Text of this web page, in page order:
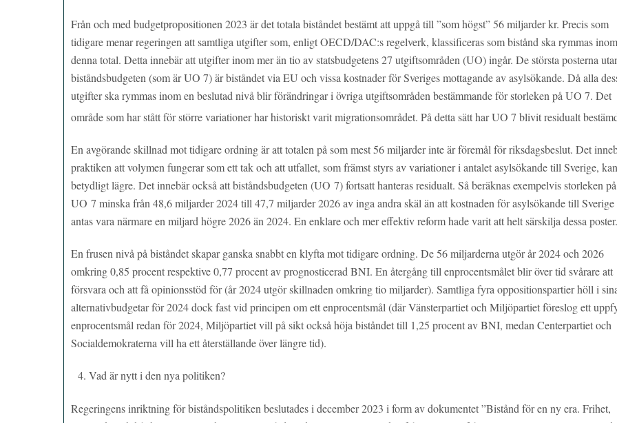
Från och med budgetpropositionen 2023 är det totala biståndet bestämt att uppgå till ”som högst” 56 miljarder kr. Precis som
tidigare menar regeringen att samtliga utgifter som, enligt OECD/DAC:s regelverk, klassificeras som bistånd ska rymmas inom
denna total. Detta innebär att utgifter inom mer än tio av statsbudgetens 27 utgiftsområden (UO) ingår. De största posterna
biståndsbudgeten (som är UO 7) är biståndet via EU och vissa kostnader för Sveriges mottagande av asylsökande. Då alla
utgifter ska rymmas inom en beslutad nivå blir förändringar i övriga utgiftsområden bestämmande för storleken på UO 7. Det
område som har stått för större variationer har historiskt varit migrationsområdet. På detta sätt har UO 7 blivit residualt
En avgörande skillnad mot tidigare ordning är att totalen på som mest 56 miljarder inte är föremål för riksdagsbeslut. Det
praktiken att volymen fungerar som ett tak och att utfallet, som främst styrs av variationer i antalet asylsökande till Sverige,
betydligt lägre. Det innebär också att biståndsbudgeten (UO 7) fortsatt hanteras residualt. Så beräknas exempelvis storleken på
UO 7 minska från 48,6 miljarder 2024 till 47,7 miljarder 2026 av inga andra skäl än att kostnaden för asylsökande till Sverige
antas vara närmare en miljard högre 2026 än 2024. En enklare och mer effektiv reform hade varit att helt särskilja dessa poster.
En frusen nivå på biståndet skapar ganska snabbt en klyfta mot tidigare ordning. De 56 miljarderna utgör år 2024 och 2026
omkring 0,85 procent respektive 0,77 procent av prognosticerad BNI. En återgång till enprocentsmålet blir över tid svårare att
försvara och att få opinionsstöd för (år 2024 utgör skillnaden omkring tio miljarder). Samtliga fyra oppositionspartier höll i
alternativbudgetar för 2024 dock fast vid principen om ett enprocentsmål (där Vänsterpartiet och Miljöpartiet föreslog ett
enprocentsmål redan för 2024, Miljöpartiet vill på sikt också höja biståndet till 1,25 procent av BNI, medan Centerpartiet och
Socialdemokraterna vill ha ett återställande över längre tid).
Vad är nytt i den nya politiken?
Regeringens inriktning för biståndspolitiken beslutades i december 2023 i form av dokumentet ”Bistånd för en ny era. Frihet,